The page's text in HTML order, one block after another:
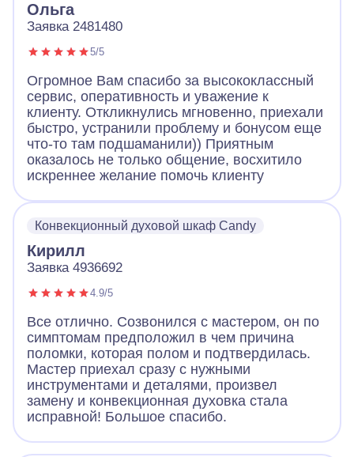
Ольга
Заявка 2481480
5/5
Огромное Вам спасибо за высококлассный
сервис, оперативность и уважение к
клиенту. Откликнулись мгновенно, приехали
быстро, устранили проблему и бонусом еще
что-то там подшаманили)) Приятным
оказалось не только общение, восхитило
искреннее желание помочь клиенту
Конвекционный духовой шкаф Candy
Кирилл
Заявка 4936692
4.9/5
Все отлично. Созвонился с мастером, он по
симптомам предположил в чем причина
поломки, которая полом и подтвердилась.
Мастер приехал сразу с нужными
инструментами и деталями, произвел
замену и конвекционная духовка стала
исправной! Большое спасибо.